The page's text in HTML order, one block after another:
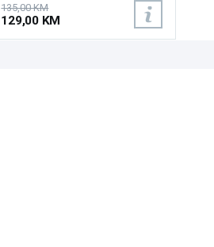
Antennas, High-Power FEM, 1×
Gigabit WAN Port, 4× Gigabit
LAN Ports, 12 V ⎓ 2 A, CE, RoHS
135,00 KM
129,00 KM